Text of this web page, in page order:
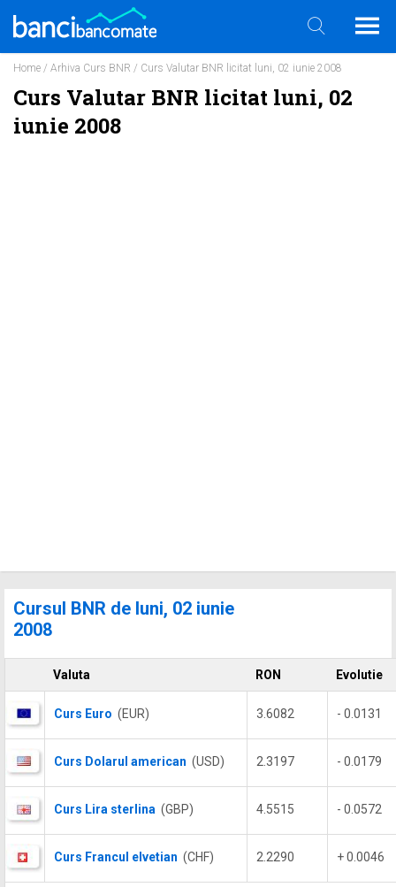
Home / Arhiva Curs BNR / Curs Valutar BNR licitat luni, 02 iunie 2008
Curs Valutar BNR licitat luni, 02
iunie 2008
Cursul BNR de luni, 02 iunie
2008
Valuta RON Evolutie
Curs Euro (EUR) 3.6082 - 0.0131
Curs Dolarul american (USD) 2.3197 - 0.0179
Curs Lira sterlina (GBP) 4.5515 - 0.0572
Curs Francul elvetian (CHF) 2.2290 + 0.0046